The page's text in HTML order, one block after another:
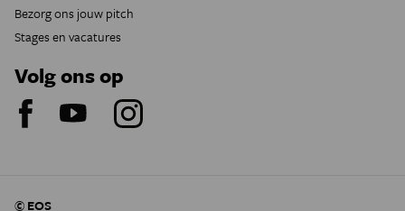
Bezorg ons jouw pitch
Stages en vacatures
Volg ons op
© EOS